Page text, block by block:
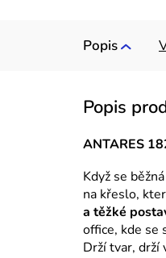
Popis
ANTARES
Když se
na křeslo,
a těžké
office, kde se
Drží tvar, drží